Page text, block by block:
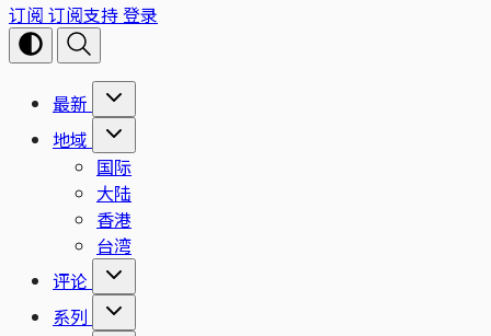
订阅 订阅支持登录
最新
地域
国际
大陆
香港
台湾
评论
系列